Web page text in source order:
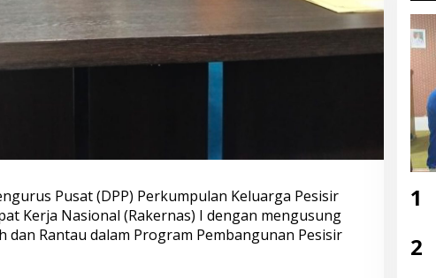
Pusat (DPP) Perkumpulan Keluarga Pesisir
Kerja Nasional (Rakernas) I dengan mengusung
dan Rantau dalam Program Pembangunan Pesisir
1
2